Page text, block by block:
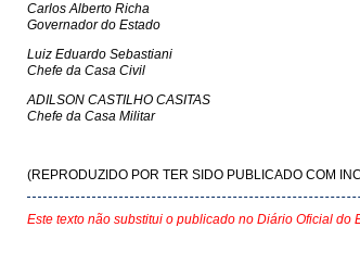
Carlos Alberto Richa
Governador do Estado
Luiz Eduardo Sebastiani
Chefe da Casa Civil
ADILSON CASTILHO CASITAS
Chefe da Casa Militar
(REPRODUZIDO POR TER SIDO PUBLICADO COM
Este texto não substitui o publicado no Diário Oficial do